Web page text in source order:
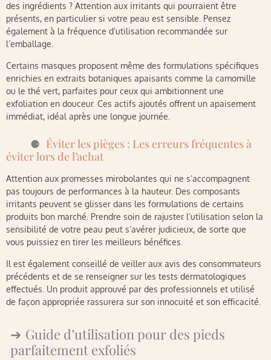
des ingrédients ? Attention aux irritants qui pourraient être
présents, en particulier si votre peau est sensible. Pensez
également à la fréquence d’utilisation recommandée sur
l’emballage.
Certains masques proposent même des formulations spécifiques
enrichies en extraits botaniques apaisants comme la camomille
ou le thé vert, parfaites pour ceux qui ambitionnent une
exfoliation en douceur. Ces actifs ajoutés offrent un apaisement
immédiat, idéal après une longue journée.
Éviter les pièges : Les erreurs fréquentes à
éviter lors de l’achat
Attention aux promesses mirobolantes qui ne s’accompagnent
pas toujours de performances à la hauteur. Des composants
irritants peuvent se glisser dans les formulations de certains
produits bon marché. Prendre soin de rajuster l’utilisation selon la
sensibilité de votre peau peut s’avérer judicieux, de sorte que
vous puissiez en tirer les meilleurs bénéfices.
Il est également conseillé de veiller aux avis des consommateurs
précédents et de se renseigner sur les tests dermatologiques
effectués. Un produit approuvé par des professionnels et utilisé
de façon appropriée rassurera sur son innocuité et son efficacité.
Guide d’utilisation pour des pieds
parfaitement exfoliés